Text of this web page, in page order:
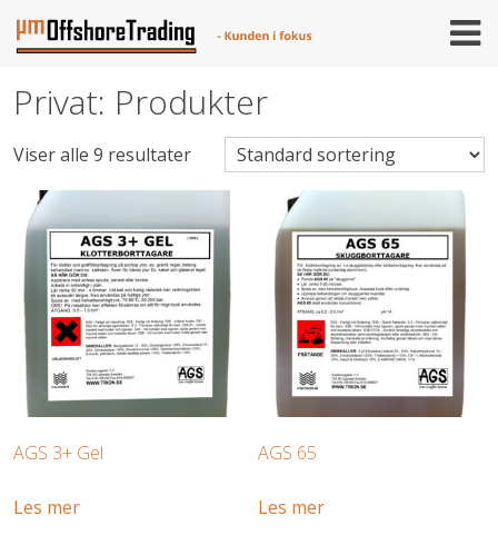
Skip
to
content
Privat: Produkter
Viser alle 9 resultater
AGS 3+ Gel
Les mer
AGS 65
Les mer